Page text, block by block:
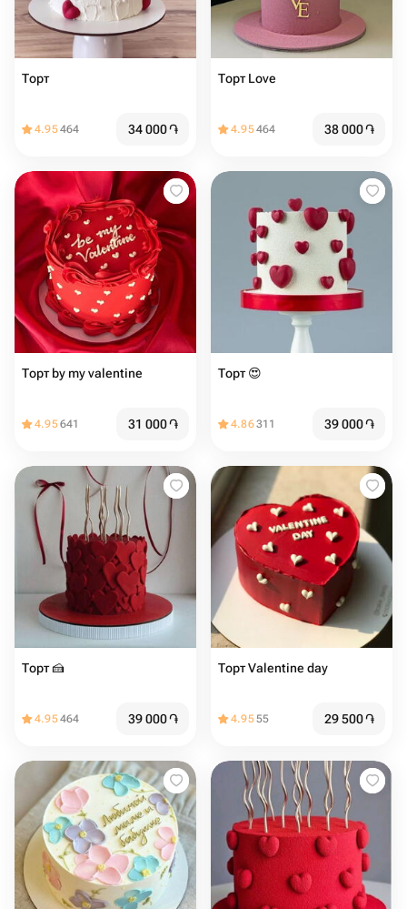
Торт ️️
4.95464 34 000֏
Торт Love ️️
4.95464 38 000֏
Торт ️️️️by my valentine
4.95641 31 000֏
Торт ️😍️
4.86311 39 000֏
Торт 🍰️️
4.95464 39 000֏
Торт Valentine day
4.9555 29 500֏